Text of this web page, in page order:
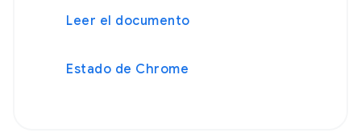
Leer el documento
Estado de Chrome